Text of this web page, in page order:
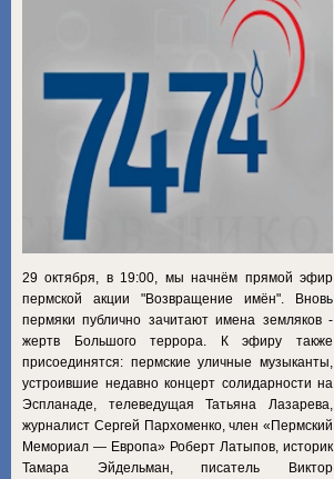
29 октября, в 19:00, мы начнём прямой эфир
пермской акции "Возвращение имён". Вновь
пермяки публично зачитают имена земляков -
жертв Большого террора. К эфиру также
присоединятся: пермские уличные музыканты,
устроившие недавно концерт солидарности на
Эспланаде, телеведущая Татьяна Лазарева,
журналист Сергей Пархоменко, член «Пермский
Мемориал — Европа» Роберт Латыпов, историк
Тамара Эйдельман, писатель Виктор